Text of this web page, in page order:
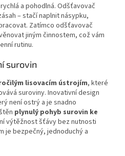
a pohodlná. Odšťavovač
– stačí naplnit násypku,
Zatímco odšťavovač
jiným činnostem, což vám
rutinu.
surovin
lisovacím ústrojím, které
suroviny. Inovativní design
není ostrý a je snadno
plynulý pohyb surovin ke
výtěžnost šťávy bez nutnosti
je bezpečný, jednoduchý a